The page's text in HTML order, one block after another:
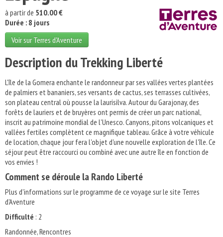
à partir de 510.00 €
Durée : 8 jours
Voir sur Terres d'Aventure
Description du Trekking Liberté
L'île de la Gomera enchante le randonneur par ses vallées vertes plantées
de palmiers et bananiers, ses versants de cactus, ses terrasses cultivées,
son plateau central où pousse la laurisilva. Autour du Garajonay, des
forêts de lauriers et de bruyères ont permis de créer un parc national,
inscrit au patrimoine mondial de l'Unesco. Canyons, pitons volcaniques et
vallées fertiles complètent ce magnifique tableau. Grâce à votre véhicule
de location, chaque jour fera l'objet d'une nouvelle exploration de l'île. Ce
séjour peut être raccourci ou combiné avec une autre île en fonction de
vos envies !
Comment se déroule la Rando Liberté
Plus d'informations sur le programme de ce voyage sur le site Terres
d'Aventure
Difficulté : 2
Randonnée, Rencontres